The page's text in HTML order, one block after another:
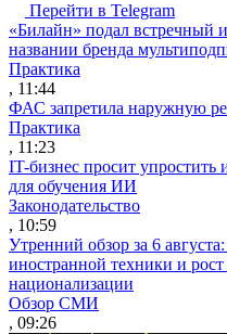
Перейти в Telegram
«Билайн» подал встречный
названии бренда
Практика
, 11:44
ФАС запретила наружную
Практика
, 11:23
IT-бизнес просит упростить
для обучения ИИ
Законодательство
, 10:59
Утренний обзор за 6
иностранной техники и
национализации
Обзор СМИ
, 09:26